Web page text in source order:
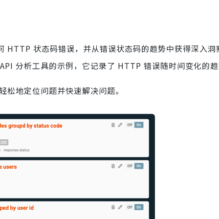
HTTP 状态码错误，并从错误状态码的趋势中获得深入洞
分析工具的示例，它记录了 HTTP 错误随时间变化的趋
地定位问题并快速解决问题。